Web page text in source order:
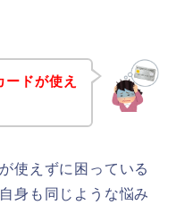
ドが使え
使えずに困っている
身も同じような悩み